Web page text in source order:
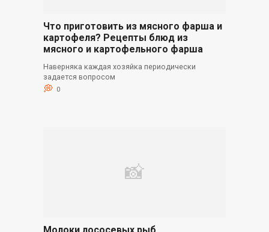
Что приготовить из мясного фарша и
картофеля? Рецепты блюд из
мясного и картофельного фарша
Наверняка каждая хозяйка периодически
задается вопросом
0